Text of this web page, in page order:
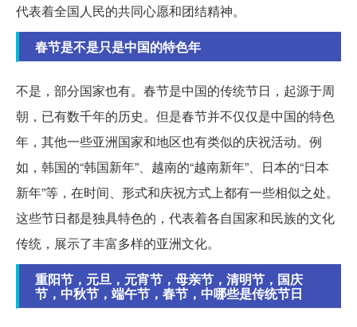
代表着全国人民的共同心愿和团结精神。
春节是不是只是中国的特色年
不是，部分国家也有。春节是中国的传统节日，起源于周
朝，已有数千年的历史。但是春节并不仅仅是中国的特色
年，其他一些亚洲国家和地区也有类似的庆祝活动。例
如，韩国的“韩国新年”、越南的“越南新年”、日本的“日本
新年”等，在时间、形式和庆祝方式上都有一些相似之处。
这些节日都是独具特色的，代表着各自国家和民族的文化
传统，展示了丰富多样的亚洲文化。
重阳节，元旦，元宵节，母亲节，清明节，国庆
节，中秋节，端午节，春节，中哪些是传统节日